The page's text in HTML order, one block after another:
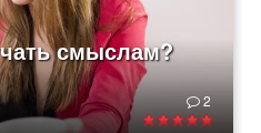
смыслам?
2